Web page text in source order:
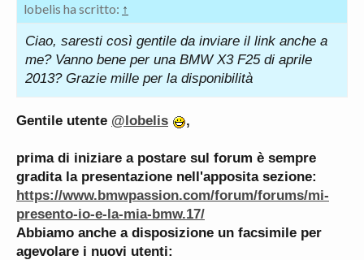
lobelis ha scritto: ↑
Ciao, saresti così gentile da inviare il link anche a
me? Vanno bene per una BMW X3 F25 di aprile
2013? Grazie mille per la disponibilità
Gentile utente @lobelis ,
prima di iniziare a postare sul forum è sempre
gradita la presentazione nell'apposita sezione:
https://www.bmwpassion.com/forum/forums/mi-
presento-io-e-la-mia-bmw.17/
Abbiamo anche a disposizione un facsimile per
agevolare i nuovi utenti: